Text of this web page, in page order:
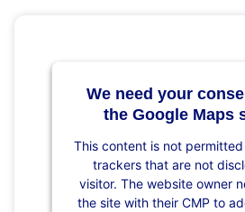
We need your
the Google Maps
This content is not
trackers that are not
visitor. The website owner
the site with their CMP to